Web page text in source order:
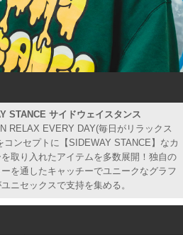
STANCE サイドウェイスタンス
RELAX EVERY DAY(毎日がリラックス
コンセプトに【SIDEWAY STANCE】なカ
取り入れたアイテムを多数展開！独自の
を通したキャッチーでユニークなグラフ
ニセックスで支持を集める。